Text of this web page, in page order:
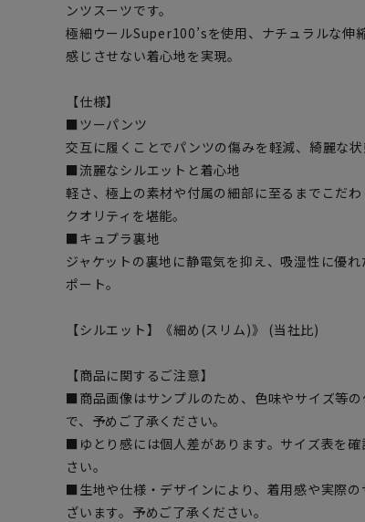
ンツスーツです。
極細ウールSuper100’sを使用、ナチュラルな伸
感じさせない着心地を実現。
【仕様】
■ツーパンツ
交互に履くことでパンツの傷みを軽減、綺麗な状
■流麗なシルエットと着心地
軽さ、極上の素材や付属の細部に至るまでこだ
クオリティを堪能。
■キュプラ裏地
ジャケットの裏地に静電気を抑え、吸湿性に優
ポート。
【シルエット】《細め(スリム)》 (当社比)
【商品に関するご注意】
■商品画像はサンプルのため、色味やサイズ等
で、予めご了承ください。
■ゆとり感には個人差があります。サイズ表を
さい。
■生地や仕様・デザインにより、着用感や実際
ざいます。予めご了承ください。